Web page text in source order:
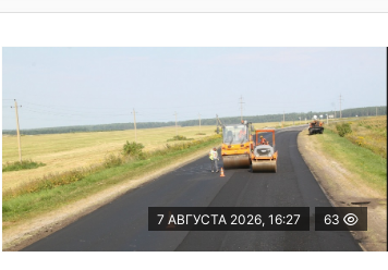
7 АВГУСТА 2026, 16:27 63